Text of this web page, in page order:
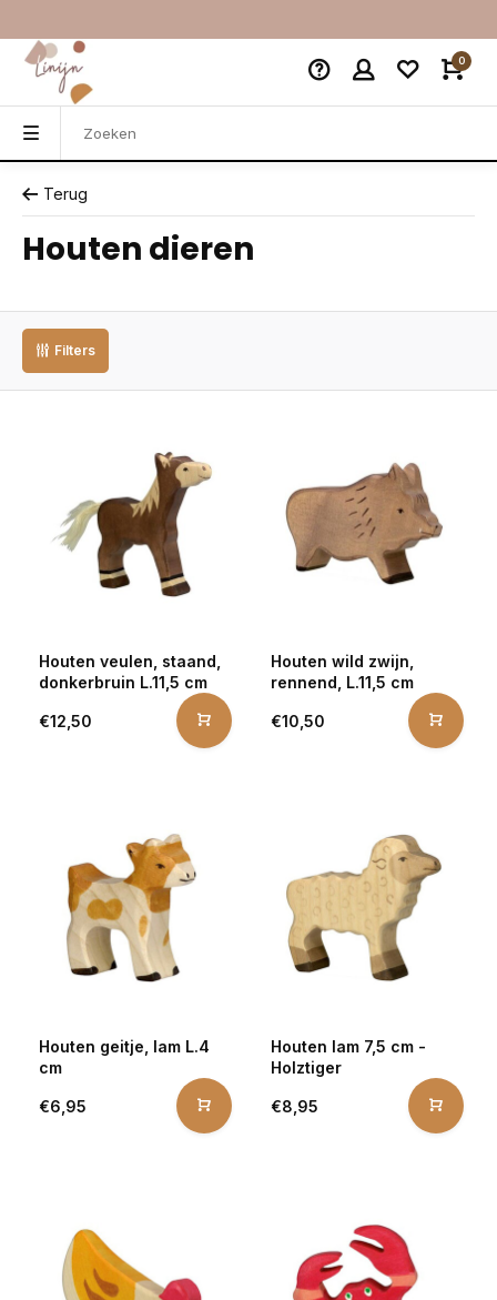
0
Terug
Houten dieren
Filters
Houten veulen, staand,
donkerbruin L.11,5 cm
€12,50
Houten wild zwijn,
rennend, L.11,5 cm
€10,50
Houten geitje, lam L.4
cm
€6,95
Houten lam 7,5 cm -
Holztiger
€8,95